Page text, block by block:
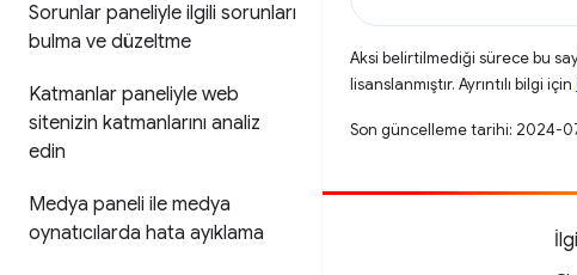
Sorunlar paneliyle ilgili sorunları
bulma ve düzeltme
Katmanlar paneliyle web
sitenizin katmanlarını analiz
edin
Medya paneli ile medya
oynatıcılarda hata ayıklama
Aksi belirtilmediği sürece bu
lisanslanmıştır. Ayrıntılı bilgi için
Son güncelleme tarihi: 2024-
Katkıda bulun